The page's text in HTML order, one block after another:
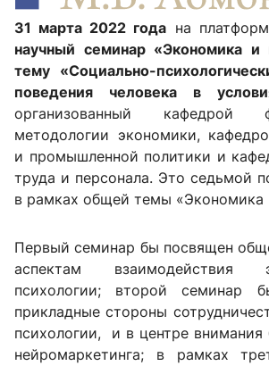
31 марта 2022 года на
научный семинар «Экономика и
тему «Социально-
поведения человека в
организованный
методологии экономики,
и промышленной политики и
труда и персонала. Это седьмой
в рамках общей темы «Экономика
Первый семинар бы посвящен
аспектам
психологии; второй семинар
прикладные стороны
психологии, и в центре
нейромаркетинга; в рамках